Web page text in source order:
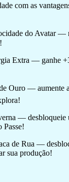
com as
do Avatar —
Extra — ganhe
Ouro — aumente
— desbloqueie
Passe!
de Rua —
sua produção!